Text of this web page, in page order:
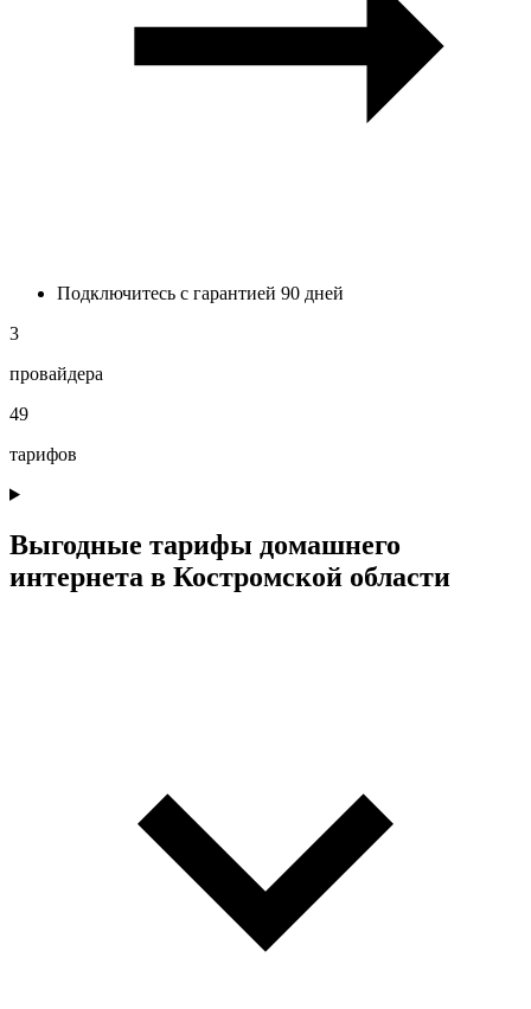
Подключитесь с гарантией 90 дней
3
провайдера
49
тарифов
Выгодные тарифы домашнего
интернета в Костромской области